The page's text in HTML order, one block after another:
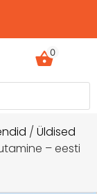
0
/ Üldised
– eesti